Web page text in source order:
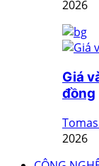
2026
Giá
đồng
2026